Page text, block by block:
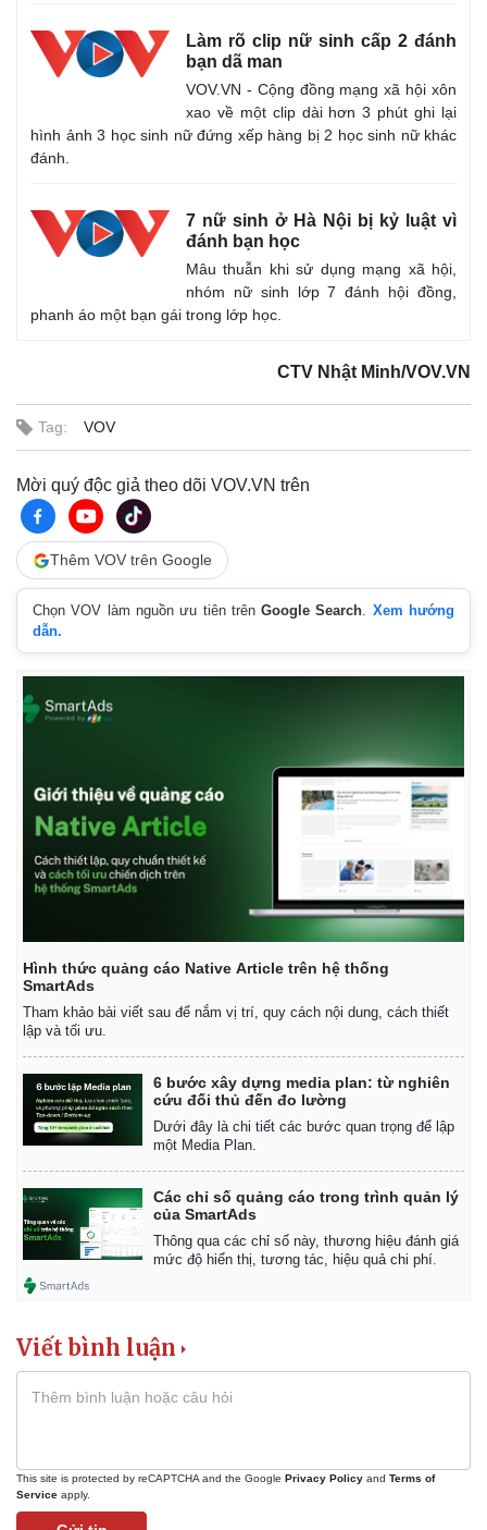
Giá vàng
Làm rõ clip nữ sinh cấp 2 đánh
bạn dã man
VOV.VN - Cộng đồng mạng xã hội xôn
xao về một clip dài hơn 3 phút ghi lại
hình ảnh 3 học sinh nữ đứng xếp hàng bị 2 học sinh nữ khác
đánh.
7 nữ sinh ở Hà Nội bị kỷ luật vì
đánh bạn học
Mâu thuẫn khi sử dụng mạng xã hội,
nhóm nữ sinh lớp 7 đánh hội đồng,
phanh áo một bạn gái trong lớp học.
CTV Nhật Minh/VOV.VN
Tag: VOV
Mời quý độc giả theo dõi VOV.VN trên
Thêm VOV trên Google
Chọn VOV làm nguồn ưu tiên trênGoogle Search. Xem hướng
dẫn.
Hình thức quảng cáo Native Article trên hệ thống
SmartAds
Tham khảo bài viết sau để nắm vị trí, quy cách nội dung, cách thiết
lập và tối ưu.
6 bước xây dựng media plan: từ nghiên
cứu đối thủ đến đo lường
Dưới đây là chi tiết các bước quan trọng để lập
một Media Plan.
Các chỉ số quảng cáo trong trình quản lý
của SmartAds
Thông qua các chỉ số này, thương hiệu đánh giá
mức độ hiển thị, tương tác, hiệu quả chi phí.
Viết bình luận
This site is protected by reCAPTCHA and the Google Privacy Policy and Terms of
Service apply.